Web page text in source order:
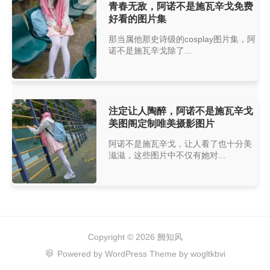
青春无敌，阿诺不是施瓦辛戈免费
好看的图片集
那当属他那史诗级的cosplay图片集，阿
诺不是施瓦辛戈除了...
注定让人陶醉，阿诺不是施瓦辛戈
美图阁定制唯美摄影图片
阿诺不是施瓦辛戈，让人看了也十分美
滋滋，这些图片中不仅有她对...
Copyright © 2026 阙知风
Powered by WordPress Theme by wogltkbvi